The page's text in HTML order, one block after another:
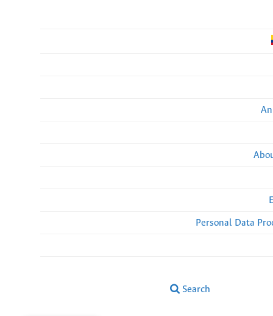
Personal Data
Search